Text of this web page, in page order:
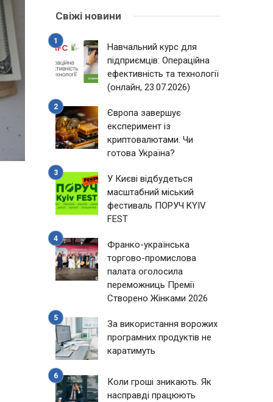
Свіжі новини
Навчальний курс для
підприємців: Операційна
ефективність та технології
(онлайн, 23.07.2026)
Європа завершує
експеримент із
криптовалютами. Чи
готова Україна?
У Києві відбудеться
масштабний міський
фестиваль ПОРУЧ KYIV
FEST
Франко-українська
торгово-промислова
палата оголосила
переможниць Премії
Створено Жінками 2026
За використання ворожих
програмних продуктів не
каратимуть
Коли гроші зникають. Як
насправді працюють